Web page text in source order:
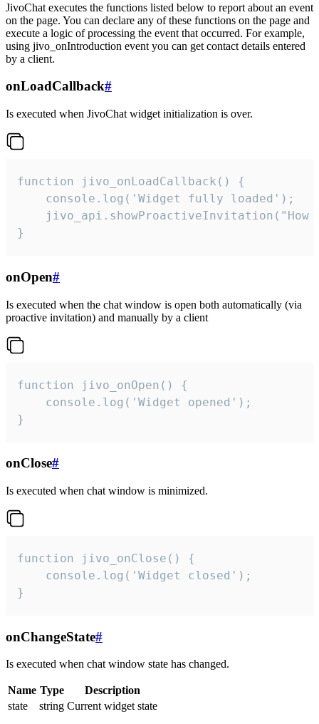
JivoChat executes the functions listed below to report about an event
on the page. You can declare any of these functions on the page and
execute a logic of processing the event that occurred. For example,
using jivo_onIntroduction event you can get contact details entered
by a client.
onLoadCallback#
Is executed when JivoChat widget initialization is over.
function jivo_onLoadCallback() {
    console.log('Widget fully loaded');
jivo_api.showProactiveInvitation("How
}
onOpen#
Is executed when the chat window is open both automatically (via
proactive invitation) and manually by a client
function jivo_onOpen() {
    console.log('Widget opened');
}
onClose#
Is executed when chat window is minimized.
function jivo_onClose() {
    console.log('Widget closed');
}
onChangeState#
Is executed when chat window state has changed.
Name Type
Description
state
string Current widget state